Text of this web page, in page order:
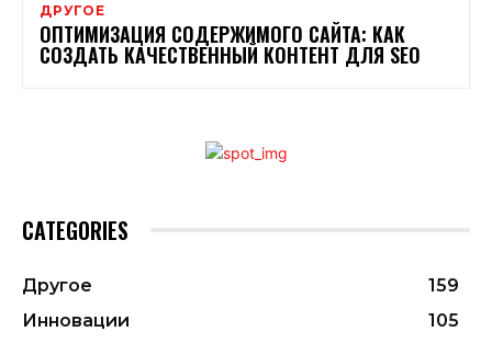
ДРУГОЕ
ОПТИМИЗАЦИЯ СОДЕРЖИМОГО САЙТА: КАК
СОЗДАТЬ КАЧЕСТВЕННЫЙ КОНТЕНТ ДЛЯ SEO
CATEGORIES
Другое
159
Инновации
105